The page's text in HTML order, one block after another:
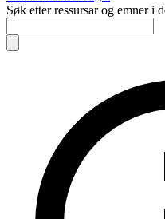
Søk etter ressursar og emner i